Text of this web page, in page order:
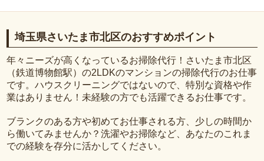
埼玉県さいたま市北区のおすすめポイント
年々ニーズが高くなっているお掃除代行！さいたま市北区
（鉄道博物館駅）の2LDKのマンションの掃除代行のお仕事
です。ハウスクリーニングではないので、特別な資格や作
業はありません！未経験の方でも活躍できるお仕事です。
ブランクのある方や初めてお仕事される方、少しの時間か
ら働いてみませんか？洗濯やお掃除など、あなたのこれま
での経験を存分に活かしてください。